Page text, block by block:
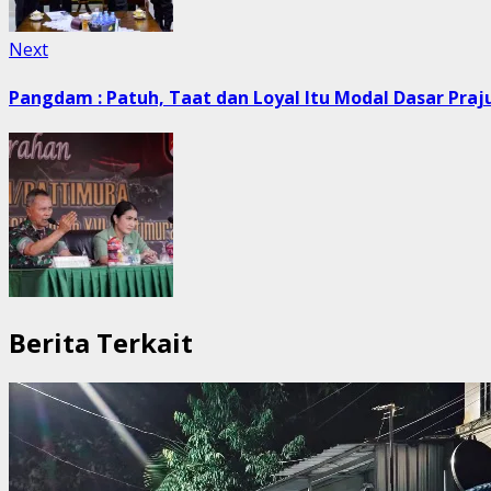
NextNext
Pangdam : Patuh, Taat dan Loyal Itu Modal Dasar
Berita Terkait